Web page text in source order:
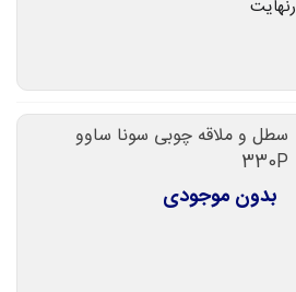
سطل و ملاقه چوبی سونا ساوو
330P
بدون موجودی